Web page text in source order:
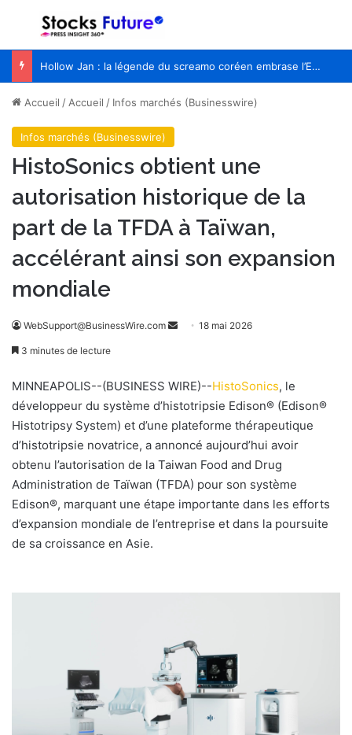
Menu
Hollow Jan : la légende du screamo coréen embrase l’Europe pour la première fois
Accueil /Accueil / Infos marchés (Businesswire)
Infos marchés (Businesswire)
HistoSonics obtient une
autorisation historique de la
part de la TFDA à Taïwan,
accélérant ainsi son expansion
mondiale
WebSupport@BusinessWire.com
o
y
e
i
18 mai 2026
3 minutes de lecture
MINNEAPOLIS--(BUSINESS WIRE)--HistoSonics, le
développeur du système d’histotripsie Edison® (Edison®
Histotripsy System) et d’une plateforme thérapeutique
d’histotripsie novatrice, a annoncé aujourd’hui avoir
obtenu l’autorisation de la Taiwan Food and Drug
Administration de Taïwan (TFDA) pour son système
Edison®, marquant une étape importante dans les efforts
d’expansion mondiale de l’entreprise et dans la poursuite
de sa croissance en Asie.